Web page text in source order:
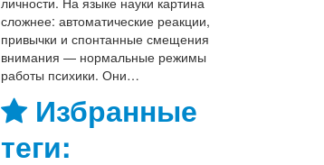
сложнее: автоматические реакции,
привычки и спонтанные смещения
внимания — нормальные режимы
работы психики. Они…
Избранные
теги: